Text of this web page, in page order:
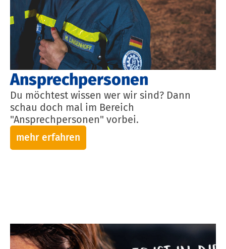
Ansprechpersonen
Du möchtest wissen wer wir sind? Dann
schau doch mal im Bereich
"Ansprechpersonen" vorbei.
mehr erfahren